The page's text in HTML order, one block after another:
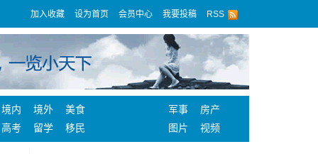
加入收藏 设为首页 会员中心 我要投稿 RSS
境内 境外
美食
高考
留学 移民
军事
房产
图片
视频